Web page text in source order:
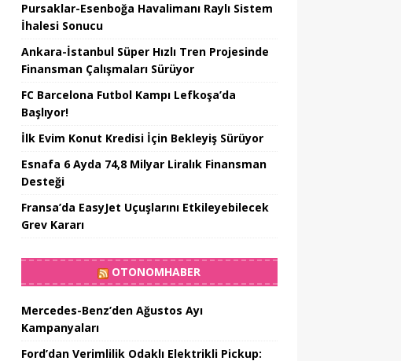
Pursaklar-Esenboğa Havalimanı Raylı Sistem
İhalesi Sonucu
Ankara-İstanbul Süper Hızlı Tren Projesinde
Finansman Çalışmaları Sürüyor
FC Barcelona Futbol Kampı Lefkoşa’da
Başlıyor!
İlk Evim Konut Kredisi İçin Bekleyiş Sürüyor
Esnafa 6 Ayda 74,8 Milyar Liralık Finansman
Desteği
Fransa’da EasyJet Uçuşlarını Etkileyebilecek
Grev Kararı
OTONOMHABER
Mercedes-Benz’den Ağustos Ayı
Kampanyaları
Ford’dan Verimlilik Odaklı Elektrikli Pickup: